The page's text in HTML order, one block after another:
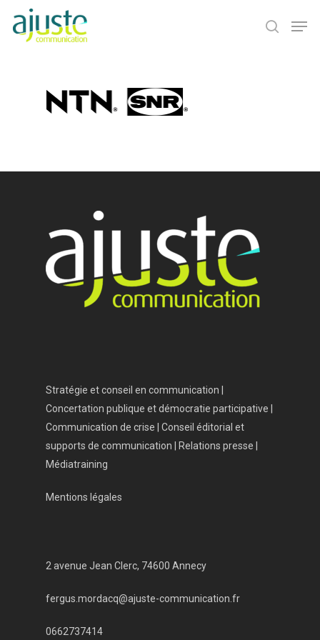
Hit enter to search or ESC to close
Stratégie et conseil en communication |
Concertation publique et démocratie participative |
Communication de crise | Conseil éditorial et
supports de communication | Relations presse |
Médiatraining
Mentions légales
2 avenue Jean Clerc, 74600 Annecy
fergus.mordacq@ajuste-communication.fr
0662737414
Accueil
Vos besoins
Nos références
Actualités